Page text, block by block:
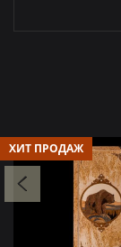
ХИТ ПРОДАЖ